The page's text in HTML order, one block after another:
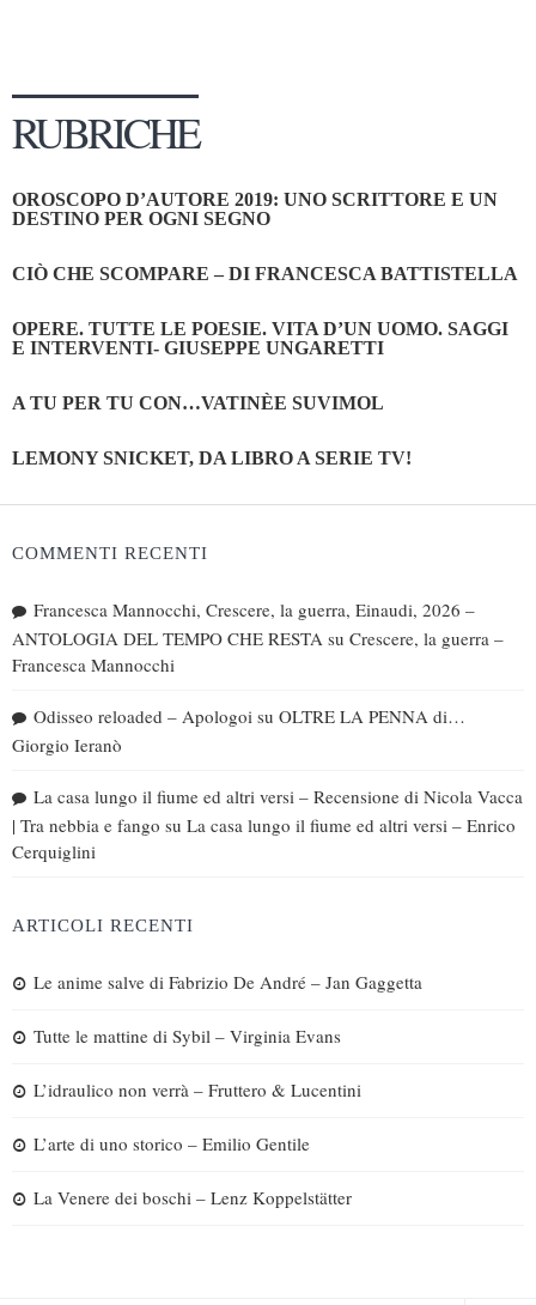
Tabù Festival 2014
A Tutto Volume
Marketing
RUBRICHE
OROSCOPO D’AUTORE 2019: UNO SCRITTORE E UN
DESTINO PER OGNI SEGNO
CIÒ CHE SCOMPARE – DI FRANCESCA BATTISTELLA
OPERE. TUTTE LE POESIE. VITA D’UN UOMO. SAGGI
E INTERVENTI- GIUSEPPE UNGARETTI
A TU PER TU CON…VATINÈE SUVIMOL
LEMONY SNICKET, DA LIBRO A SERIE TV!
COMMENTI RECENTI
Francesca Mannocchi, Crescere, la guerra, Einaudi, 2026 –
ANTOLOGIA DEL TEMPO CHE RESTA su Crescere, la guerra –
Francesca Mannocchi
Odisseo reloaded – Apologoi su OLTRE LA PENNA di…
Giorgio Ieranò
La casa lungo il fiume ed altri versi – Recensione di Nicola Vacca
| Tra nebbia e fango su La casa lungo il fiume ed altri versi – Enrico
Cerquiglini
ARTICOLI RECENTI
Le anime salve di Fabrizio De André – Jan Gaggetta
Tutte le mattine di Sybil – Virginia Evans
L’idraulico non verrà – Fruttero & Lucentini
L’arte di uno storico – Emilio Gentile
La Venere dei boschi – Lenz Koppelstätter